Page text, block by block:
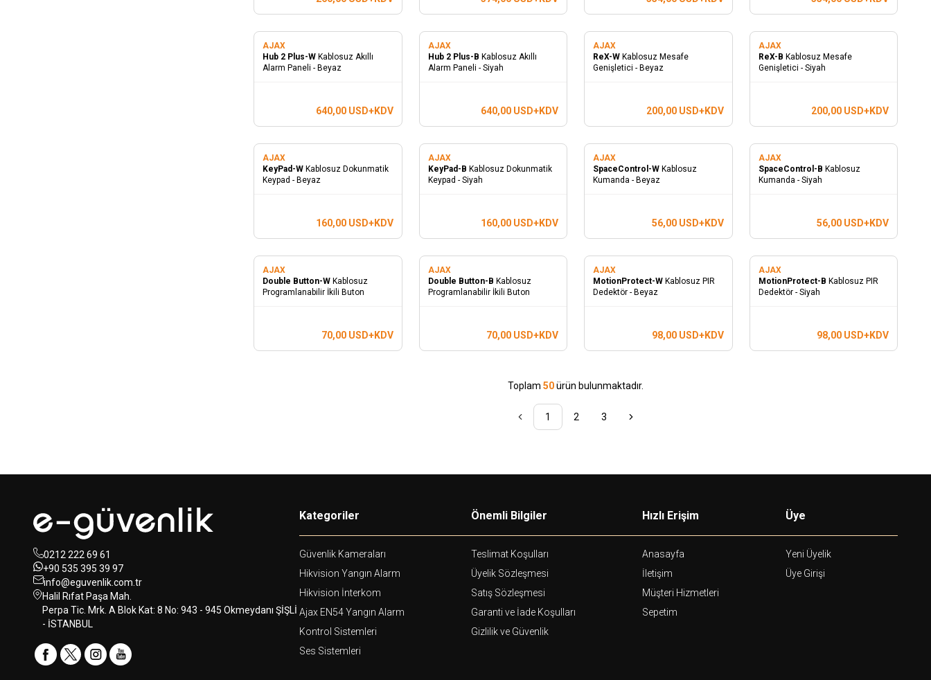
AJAX
Hub 2 Plus-W Kablosuz Akıllı
Alarm Paneli - Beyaz
640,00USD+KDV
AJAX
Hub 2 Plus-B Kablosuz Akıllı
Alarm Paneli - Siyah
640,00 USD+KDV
AJAX
ReX-W Kablosuz Mesafe
Genişletici - Beyaz
200,00USD+KDV
AJAX
ReX-B Kablosuz Mesafe
Genişletici - Siyah
200,00 USD+KDV
AJAX
KeyPad-W Kablosuz Dokunmatik
Keypad - Beyaz
160,00USD+KDV
AJAX
KeyPad-B Kablosuz Dokunmatik
Keypad - Siyah
160,00 USD+KDV
AJAX
SpaceControl-W Kablosuz
Kumanda - Beyaz
56,00USD+KDV
AJAX
SpaceControl-B Kablosuz
Kumanda - Siyah
56,00 USD+KDV
AJAX
Double Button-W Kablosuz
Programlanabilir İkili Buton
70,00USD+KDV
AJAX
Double Button-B ​Kablosuz
Programlanabilir İkili Buton
70,00 USD+KDV
AJAX
MotionProtect-W Kablosuz PIR
Dedektör - Beyaz
98,00USD+KDV
AJAX
MotionProtect-B Kablosuz PIR
Dedektör - Siyah
98,00 USD+KDV
Toplam 50ürün bulunmaktadır.
1 2 3
0212 222 69 61
+90 535 395 39 97
info@eguvenlik.com.tr
Halil Rıfat Paşa Mah.
Perpa Tic. Mrk. A Blok Kat: 8 No: 943 - 945 Okmeydanı ŞİŞLİ
- İSTANBUL
Kategoriler
Güvenlik Kameraları
Hikvision Yangın Alarm
Hikvision İnterkom
Ajax EN54 Yangın Alarm
Kontrol Sistemleri
Ses Sistemleri
Önemli Bilgiler
Teslimat Koşulları
Üyelik Sözleşmesi
Satış Sözleşmesi
Garanti ve İade Koşulları
Gizlilik ve Güvenlik
Hızlı Erişim
Anasayfa
İletişim
Müşteri Hizmetleri
Sepetim
Üye
Yeni Üyelik
Üye Girişi